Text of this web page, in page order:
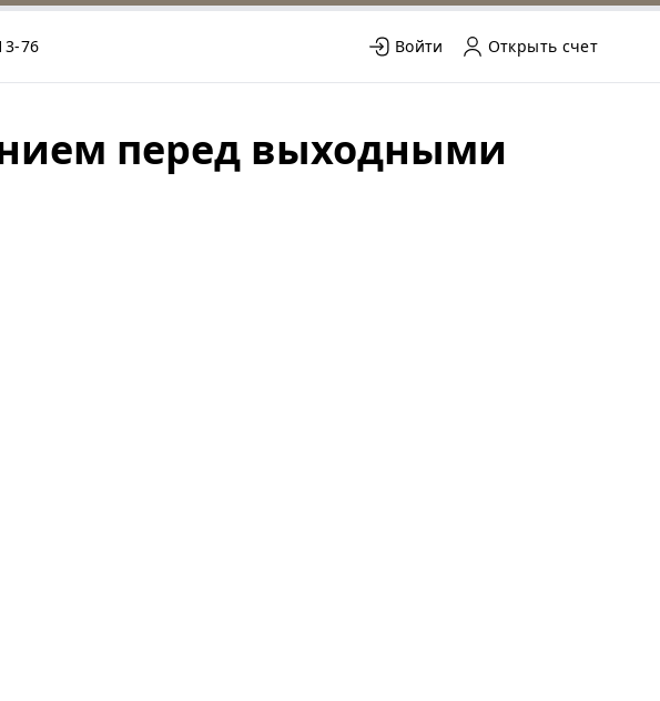
76 Войти Открыть счет
перед выходными